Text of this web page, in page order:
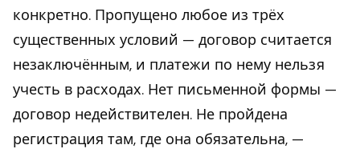
конкретно. Пропущено любое из трёх
существенных условий — договор считается
незаключённым, и платежи по нему нельзя
учесть в расходах. Нет письменной формы —
договор недействителен. Не пройдена
регистрация там, где она обязательна, —